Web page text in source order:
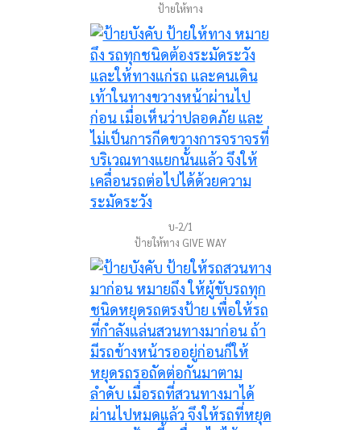
ป้ายให้ทาง
บ-2/1
ป้ายให้ทาง GIVE WAY